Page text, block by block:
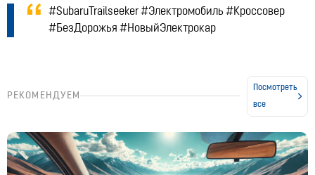
#SubaruTrailseeker #Электромобиль #Кроссовер
#БезДорожья #НовыйЭлектрокар
РЕКОМЕНДУЕМ
Посмотреть
все